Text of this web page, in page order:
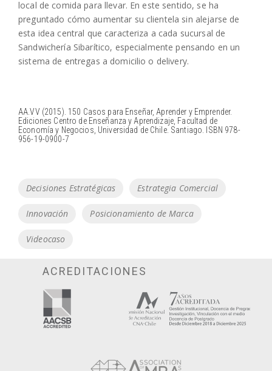
local de comida para llevar. En este sentido, se ha
preguntado cómo aumentar su clientela sin alejarse de
esta idea central que caracteriza a cada sucursal de
Sandwichería Sibarítico, especialmente pensando en un
sistema de entregas a domicilio o delivery.
AA.VV (2015). 150 Casos para Enseñar, Aprender y Emprender.
Ediciones Centro de Enseñanza y Aprendizaje, Facultad de
Economía y Negocios, Universidad de Chile. Santiago. ISBN 978-
956-19-0900-7
Tags
Decisiones Estratégicas Estrategia Comercial
Innovación Posicionamiento de Marca
Videocaso
ACREDITACIONES